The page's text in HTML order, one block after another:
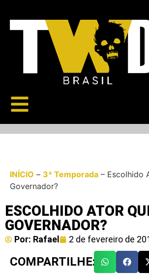
INÍCIO – 3ª Temporada – Escolhido
Governador?
ESCOLHIDO ATOR
GOVERNADOR?
Por: Rafael 2 de fevereiro de
COMPARTILHE: